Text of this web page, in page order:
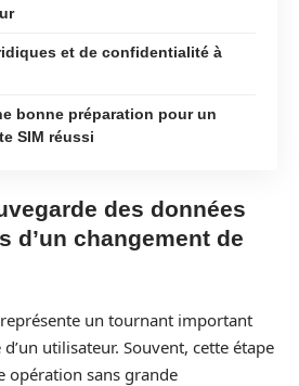
et de confidentialité à
bonne préparation pour un
SIM réussi
des données
d’un changement de
un tournant important
utilisateur. Souvent, cette étape
opération sans grande